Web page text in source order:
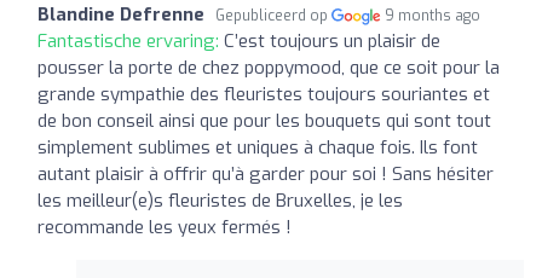
Blandine Defrenne Gepubliceerd op 9 months ago
Fantastische ervaring: C’est toujours un plaisir de
pousser la porte de chez poppymood, que ce soit pour la
grande sympathie des fleuristes toujours souriantes et
de bon conseil ainsi que pour les bouquets qui sont tout
simplement sublimes et uniques à chaque fois. Ils font
autant plaisir à offrir qu’à garder pour soi ! Sans hésiter
les meilleur(e)s fleuristes de Bruxelles, je les
recommande les yeux fermés !